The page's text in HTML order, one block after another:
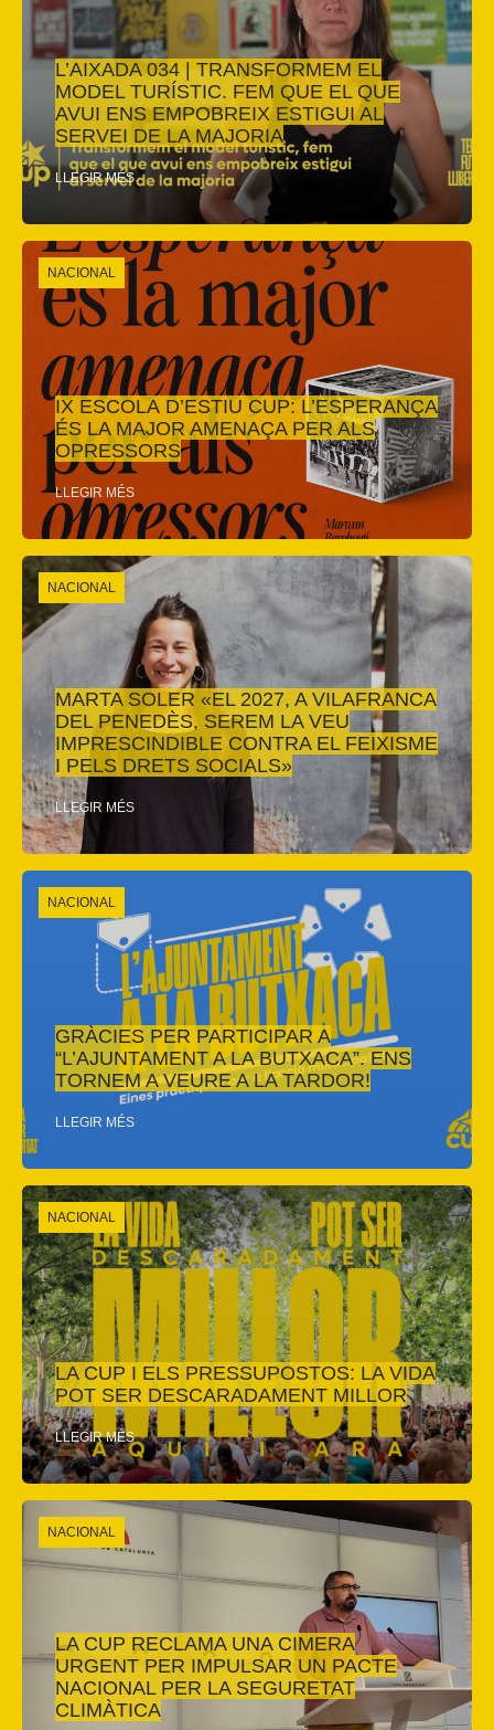
L’AIXADA 034 | TRANSFORMEM EL
MODEL TURÍSTIC. FEM QUE EL QUE
AVUI ENS EMPOBREIX ESTIGUI AL
SERVEI DE LA MAJORIA
LLEGIR MÉS
IX ESCOLA D’ESTIU CUP: L’ESPERANÇA
ÉS LA MAJOR AMENAÇA PER ALS
OPRESSORS
LLEGIR MÉS
NACIONAL
MARTA SOLER «EL 2027, A VILAFRANCA
DEL PENEDÈS, SEREM LA VEU
IMPRESCINDIBLE CONTRA EL FEIXISME
I PELS DRETS SOCIALS»
LLEGIR MÉS
NACIONAL
GRÀCIES PER PARTICIPAR A
“L’AJUNTAMENT A LA BUTXACA”. ENS
TORNEM A VEURE A LA TARDOR!
LLEGIR MÉS
NACIONAL
LA CUP I ELS PRESSUPOSTOS: LA VIDA
POT SER DESCARADAMENT MILLOR
LLEGIR MÉS
NACIONAL
LA CUP RECLAMA UNA CIMERA
URGENT PER IMPULSAR UN PACTE
NACIONAL PER LA SEGURETAT
CLIMÀTICA
NACIONAL